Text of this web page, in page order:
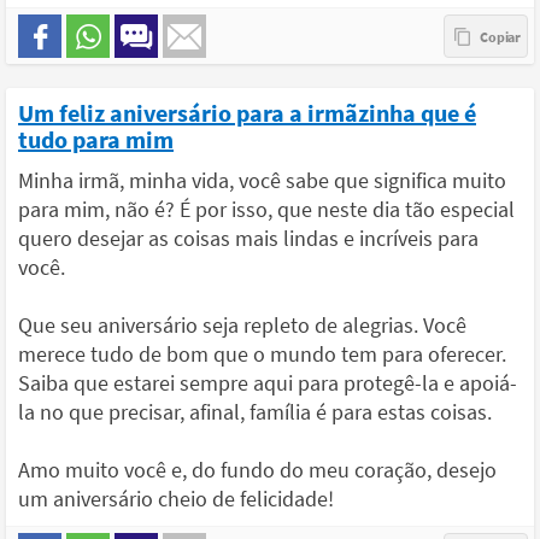
Um feliz aniversário para a irmãzinha que é
tudo para mim
Minha irmã, minha vida, você sabe que significa muito
para mim, não é? É por isso, que neste dia tão especial
quero desejar as coisas mais lindas e incríveis para
você.
Que seu aniversário seja repleto de alegrias. Você
merece tudo de bom que o mundo tem para oferecer.
Saiba que estarei sempre aqui para protegê-la e apoiá-
la no que precisar, afinal, família é para estas coisas.
Amo muito você e, do fundo do meu coração, desejo
um aniversário cheio de felicidade!